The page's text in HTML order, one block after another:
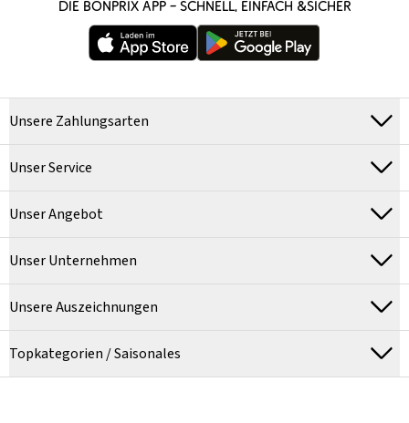
DIE BONPRIX APP – SCHNELL, EINFACH &SICHER
Unsere Zahlungsarten
Unser Service
Unser Angebot
Unser Unternehmen
Unsere Auszeichnungen
Topkategorien / Saisonales